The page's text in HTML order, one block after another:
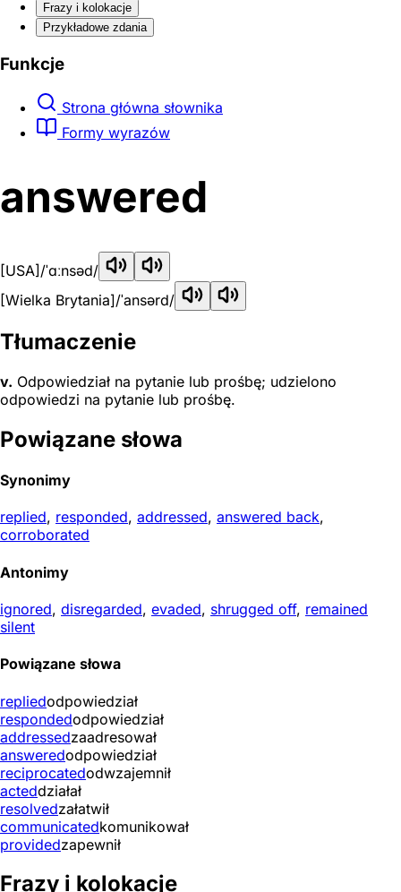
Frazy i kolokacje
Przykładowe zdania
Funkcje
Strona główna słownika
Formy wyrazów
answered
[USA] /ˈɑːnsəd/
[Wielka Brytania]/ˈansərd/
Tłumaczenie
v. Odpowiedział na pytanie lub prośbę; udzielono
odpowiedzi na pytanie lub prośbę.
Powiązane słowa
Synonimy
replied, responded, addressed, answered back,
corroborated
Antonimy
ignored, disregarded, evaded, shrugged off, remained
silent
Powiązane słowa
repliedodpowiedział
respondedodpowiedział
addressedzaadresował
answeredodpowiedział
reciprocatedodwzajemnił
acteddziałał
resolvedzałatwił
communicatedkomunikował
providedzapewnił
Frazy i kolokacje